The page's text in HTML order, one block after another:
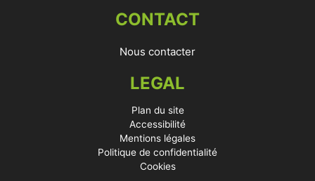
CONTACT
Nous contacter
LEGAL
Plan du site
Accessibilité
Mentions légales
Politique de confidentialité
Cookies